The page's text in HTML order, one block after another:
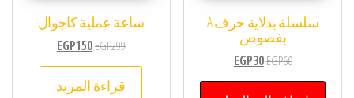
سلسلة بدلاية حرف A
بفصوص
EGP60
EGP30
ساعة عملية كاجوال
EGP299
EGP150
قراءة المزيد